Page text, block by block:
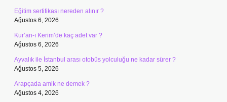
Eğitim sertifikası nereden alınır ?
Ağustos 6, 2026
Kur’an-ı Kerim’de kaç adet var ?
Ağustos 6, 2026
Ayvalık ile İstanbul arası otobüs yolculuğu ne kadar sürer ?
Ağustos 5, 2026
Arapçada amik ne demek ?
Ağustos 4, 2026